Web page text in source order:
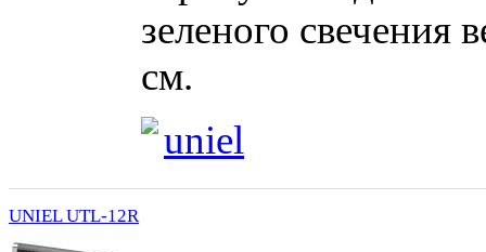
зеленого свечения
см.
uniel
UNIEL UTL-12R